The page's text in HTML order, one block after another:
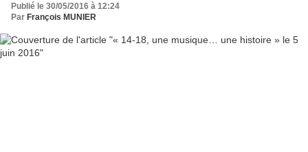
Publié le 30/05/2016 à 12:24
Par François MUNIER